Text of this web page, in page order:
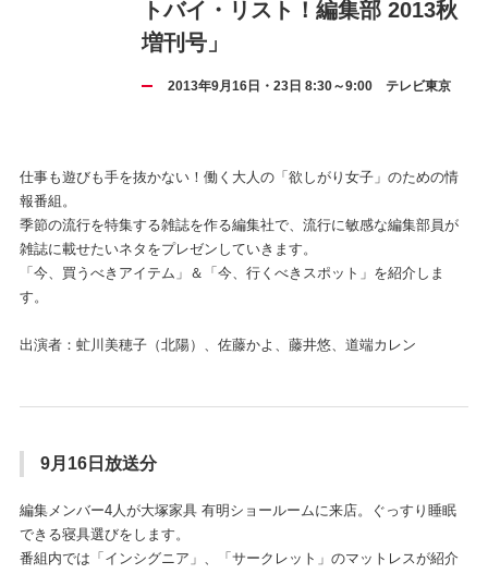
トバイ・リスト！編集部 2013秋
増刊号」
2013年9月16日・23日 8:30～9:00 テレビ東京
仕事も遊びも手を抜かない！働く大人の「欲しがり女子」のための情
報番組。
季節の流行を特集する雑誌を作る編集社で、流行に敏感な編集部員が
雑誌に載せたいネタをプレゼンしていきます。
「今、買うべきアイテム」＆「今、行くべきスポット」を紹介しま
す。
出演者：虻川美穂子（北陽）、佐藤かよ、藤井悠、道端カレン
9月16日放送分
編集メンバー4人が大塚家具 有明ショールームに来店。ぐっすり睡眠
できる寝具選びをします。
番組内では「インシグニア」、「サークレット」のマットレスが紹介